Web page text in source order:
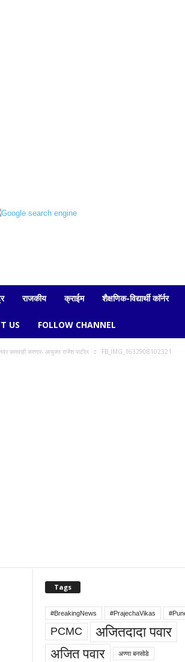
राजकीय क्राईम शैक्षणिक-विद्यार्थी काॅर्नर
US FOLLOW CHANNEL
कारवाही करणार- आयुक्त राजेश पाटील FB_IMG_1632908102321
Tags
#BreakingNews #PrajechaVikas
PCMC अजितदादा पवार
अजित पवार अण्णा बनसोडे